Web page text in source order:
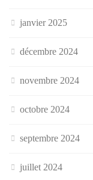
janvier 2025
décembre 2024
novembre 2024
octobre 2024
septembre 2024
juillet 2024